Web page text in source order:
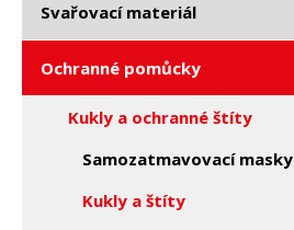
Svařovací materiál
Ochranné pomůcky
Kukly a ochranné štíty
Samozatmavovací masky
Kukly a štíty